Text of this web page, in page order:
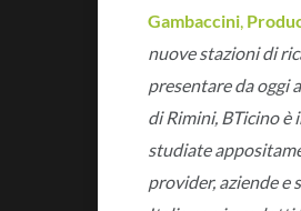
Gambaccini,
nuove stazioni di
presentare da oggi
di Rimini, BTicino è
studiate
provider, aziende